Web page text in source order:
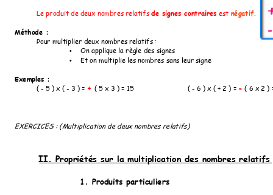
Le produit de deux nombres relatifs de signes contraires est négatif.
Méthode :
Pour multiplier deux nombres relatifs :
• On applique la règle des signes
• Et on multiplie les nombres sans leur signe
Exemples :
( - 5 ) x ( - 3 ) = + ( 5 x 3 ) = 15 ( - 6 ) x ( + 2 ) = - ( 6 x 2 )
EXERCICES : (Multiplication de deux nombres relatifs)
II. Propriétés sur la multiplication des nombres relatifs
1. Produits particuliers